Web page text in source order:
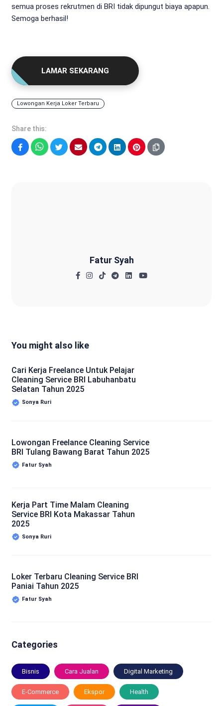
semua proses rekrutmen di BRI tidak dipungut biaya apapun.
Semoga berhasil!
LAMAR SEKARANG
Lowongan Kerja Loker Terbaru
Share this:
Fatur Syah
You might also like
Cari Kerja Freelance Untuk Pelajar
Cleaning Service BRI Labuhanbatu
Selatan Tahun 2025
Sonya Ruri
Lowongan Freelance Cleaning Service
BRI Tulang Bawang Barat Tahun 2025
Fatur Syah
Kerja Part Time Malam Cleaning
Service BRI Kota Makassar Tahun
2025
Sonya Ruri
Loker Terbaru Cleaning Service BRI
Paniai Tahun 2025
Fatur Syah
Categories
Bisnis Cara Jualan Digital Marketing
E-Commerce Ekspor Health